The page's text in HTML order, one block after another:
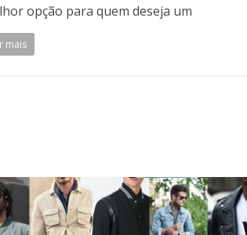
opção para quem deseja um
mais